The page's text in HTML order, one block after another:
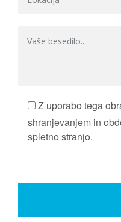
Z uporabo tega
shranjevanjem in
spletno stranjo.